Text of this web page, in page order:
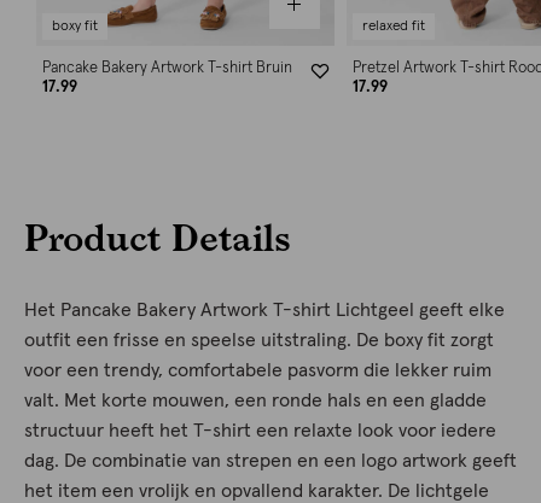
boxy fit
Pancake Bakery Artwork T-shirt Bruin
17.99
relaxed fit
Pretzel Artwork T-shirt
17.99
Product Details
Het Pancake Bakery Artwork T-shirt Lichtgeel geeft elke
outfit een frisse en speelse uitstraling. De boxy fit zorgt
voor een trendy, comfortabele pasvorm die lekker ruim
valt. Met korte mouwen, een ronde hals en een gladde
structuur heeft het T-shirt een relaxte look voor iedere
dag. De combinatie van strepen en een logo artwork geeft
het item een vrolijk en opvallend karakter. De lichtgele